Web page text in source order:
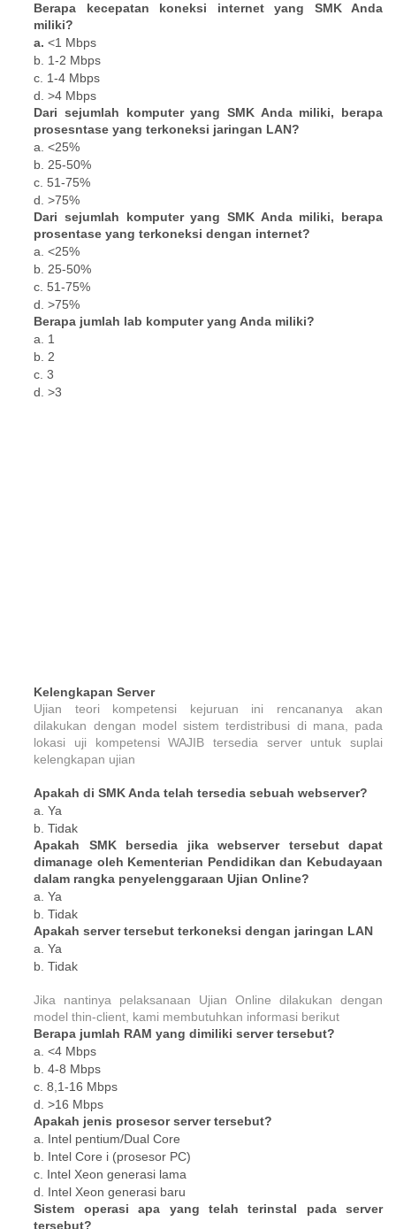
Berapa kecepatan koneksi internet yang SMK Anda
miliki?
a.<1 Mbps
b. 1-2 Mbps
c. 1-4 Mbps
d. >4 Mbps
Dari sejumlah komputer yang SMK Anda miliki, berapa
prosesntase yang terkoneksi jaringan LAN?
a. <25%
b. 25-50%
c. 51-75%
d. >75%
Dari sejumlah komputer yang SMK Anda miliki, berapa
prosentase yang terkoneksi dengan internet?
a. <25%
b. 25-50%
c. 51-75%
d. >75%
Berapa jumlah lab komputer yang Anda miliki?
a. 1
b. 2
c. 3
d. >3
Kelengkapan Server
Ujian teori kompetensi kejuruan ini rencananya akan
dilakukan dengan model sistem terdistribusi di mana, pada
lokasi uji kompetensi WAJIB tersedia server untuk suplai
kelengkapan ujian
Apakah di SMK Anda telah tersedia sebuah webserver?
a. Ya
b. Tidak
Apakah SMK bersedia jika webserver tersebut dapat
dimanage oleh Kementerian Pendidikan dan Kebudayaan
dalam rangka penyelenggaraan Ujian Online?
a. Ya
b. Tidak
Apakah server tersebut terkoneksi dengan jaringan LAN
a. Ya
b. Tidak
Jika nantinya pelaksanaan Ujian Online dilakukan dengan
model thin-client, kami membutuhkan informasi berikut
Berapa jumlah RAM yang dimiliki server tersebut?
a. <4 Mbps
b. 4-8 Mbps
c. 8,1-16 Mbps
d. >16 Mbps
Apakah jenis prosesor server tersebut?
a. Intel pentium/Dual Core
b. Intel Core i (prosesor PC)
c. Intel Xeon generasi lama
d. Intel Xeon generasi baru
Sistem operasi apa yang telah terinstal pada server
tersebut?